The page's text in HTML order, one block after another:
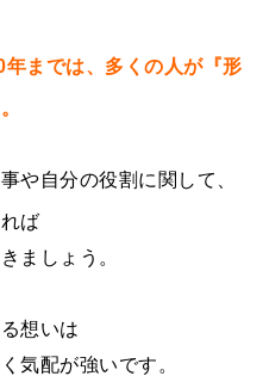
までは、多くの人が『形
や自分の役割に関して、
ば
ましょう。
想いは
気配が強いです。